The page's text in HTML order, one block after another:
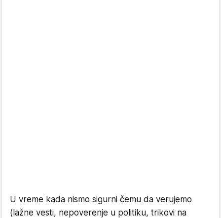
U vreme kada nismo sigurni čemu da verujemo
(lažne vesti, nepoverenje u politiku, trikovi na